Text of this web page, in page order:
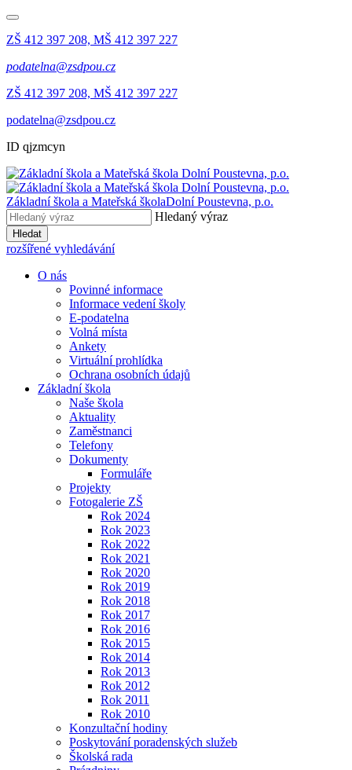
ZŠ 412 397 208, MŠ 412 397 227
podatelna@zsdpou.cz
ZŠ 412 397 208, MŠ 412 397 227
podatelna@zsdpou.cz
ID qjzmcyn
Základní škola a Mateřská školaDolní Poustevna, p.o.
Hledaný výraz
Hledat
rozšířené vyhledávání
O nás
Povinné informace
Informace vedení školy
E-podatelna
Volná místa
Ankety
Virtuální prohlídka
Ochrana osobních údajů
Základní škola
Naše škola
Aktuality
Zaměstnanci
Telefony
Dokumenty
Formuláře
Projekty
Fotogalerie ZŠ
Rok 2024
Rok 2023
Rok 2022
Rok 2021
Rok 2020
Rok 2019
Rok 2018
Rok 2017
Rok 2016
Rok 2015
Rok 2014
Rok 2013
Rok 2012
Rok 2011
Rok 2010
Konzultační hodiny
Poskytování poradenských služeb
Školská rada